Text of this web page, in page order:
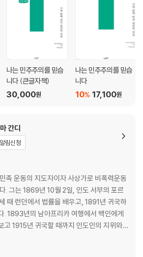
나는 민주주의를 믿습
니다 (큰글자책)
30,000원
나는 민주주의를 믿습
니다
17,100원
10%
간디
림신청
족 운동의 지도자이자 사상가로 비폭력운동
. 그는 1869년 10월 2일, 인도 서부의 포르
때 런던에서 법률을 배우고, 1891년 귀국하
. 1893년의 남아프리카 여행에서 백인에게
고 1915년 귀국할 때까지 인도인의 지위와
쟁을 시작했다. 이후 아힘사(불살생), 무소
는 사상적 바탕 위에 사티아그라하(진리의